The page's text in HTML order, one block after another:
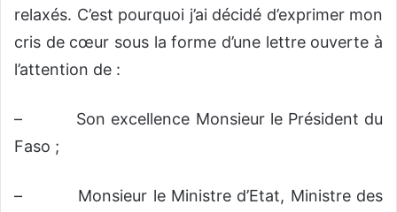
relaxés. C’est pourquoi j’ai décidé d’exprimer mon
cris de cœur sous la forme d’une lettre ouverte à
l’attention de :
– Son excellence Monsieur le Président du
Faso ;
– Monsieur le Ministre d’Etat, Ministre des